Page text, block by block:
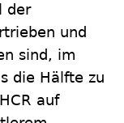
der
und
sind, im
die Hälfte zu
auf